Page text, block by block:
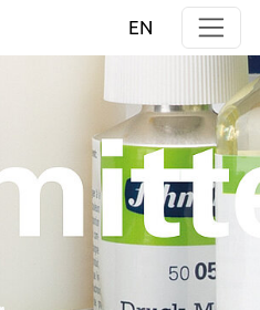
springen
EN